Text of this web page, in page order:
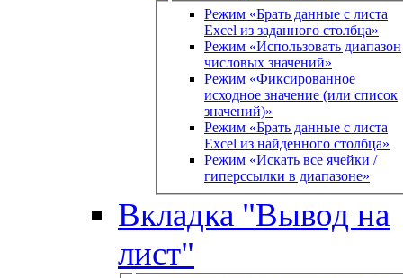
Режим «Брать данные с листа
Excel из заданного столбца»
Режим «Использовать диапазон
числовых значений»
Режим «Фиксированное
исходное значение (или список
значений)»
Режим «Брать данные с листа
Excel из найденного столбца»
Режим «Искать все ячейки /
гиперссылки в диапазоне»
Вкладка "Вывод на
лист"